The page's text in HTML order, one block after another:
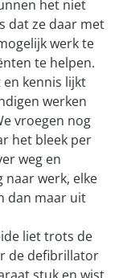
het niet
dat ze daar met
werk te
te helpen.
kennis lijkt
werken
vroegen nog
het bleek per
weg en
naar werk, elke
dan maar uit
liet trots de
de defibrillator